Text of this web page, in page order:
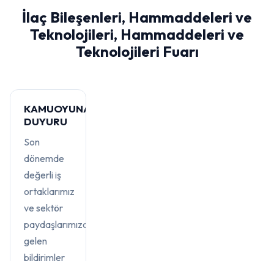
İlaç Bileşenleri, Hammaddeleri ve
Teknolojileri, Hammaddeleri ve
Teknolojileri Fuarı
KAMUOYUNA
DUYURU
Son
dönemde
değerli iş
ortaklarımız
ve sektör
paydaşlarımızdan
gelen
bildirimler